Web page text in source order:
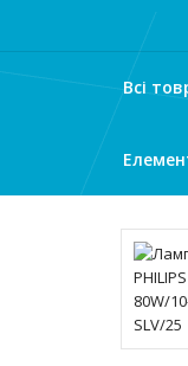
Всі